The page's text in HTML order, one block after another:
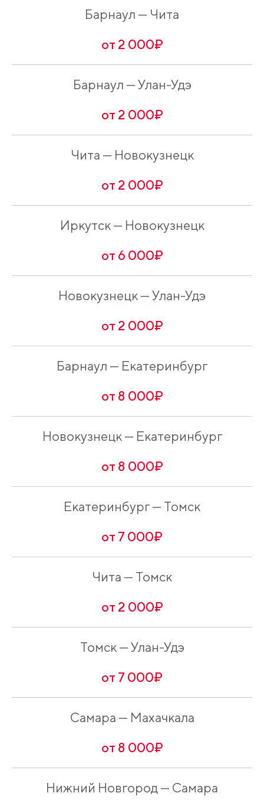
Барнаул — Чита
от 2 000₽
Барнаул — Улан-Удэ
от 2 000₽
Чита — Новокузнецк
от 2 000₽
Иркутск — Новокузнецк
от 6 000₽
Новокузнецк — Улан-Удэ
от 2 000₽
Барнаул — Екатеринбург
от 8 000₽
Новокузнецк — Екатеринбург
от 8 000₽
Екатеринбург — Томск
от 7 000₽
Чита — Томск
от 2 000₽
Томск — Улан-Удэ
от 7 000₽
Самара — Махачкала
от 8 000₽
Нижний Новгород — Самара